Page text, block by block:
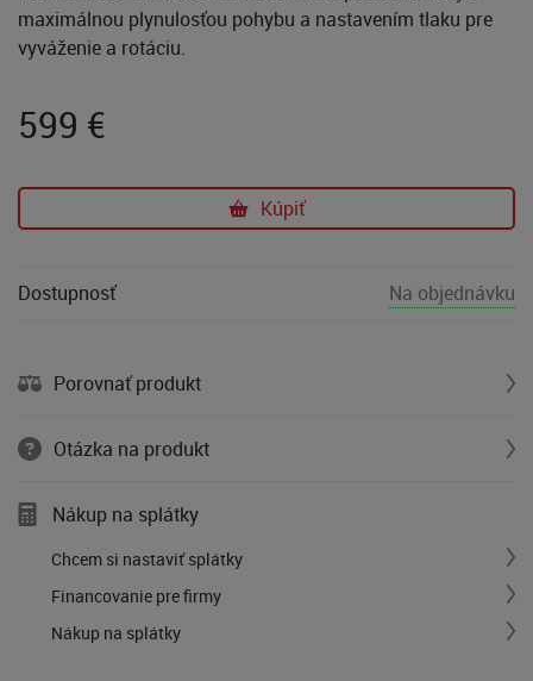
maximálnou plynulosťou pohybu a nastavením tlaku pre
vyváženie a rotáciu.
599 €
Kúpiť
Dostupnosť Na objednávku
Porovnať produkt
Otázka na produkt
Nákup na splátky
Chcem si nastaviť splátky
Financovanie pre firmy
Nákup na splátky